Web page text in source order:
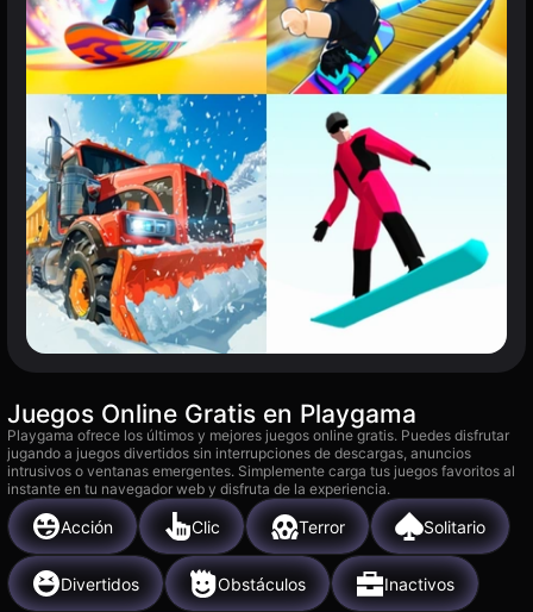
Juegos Online Gratis en Playgama
Playgama ofrece los últimos y mejores juegos online gratis. Puedes disfrutar
jugando a juegos divertidos sin interrupciones de descargas, anuncios
intrusivos o ventanas emergentes. Simplemente carga tus juegos favoritos al
instante en tu navegador web y disfruta de la experiencia.
Acción Clic Terror Solitario
Divertidos Obstáculos Inactivos